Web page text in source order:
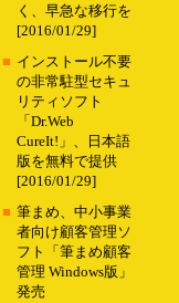
く、早急な移行を
[2016/01/29]
■ インストール不要
の非常駐型セキュ
リティソフト
「Dr.Web
CureIt!」、日本語
版を無料で提供
[2016/01/29]
■ 筆まめ、中小事業
者向け顧客管理ソ
フト「筆まめ顧客
管理 Windows版」
発売